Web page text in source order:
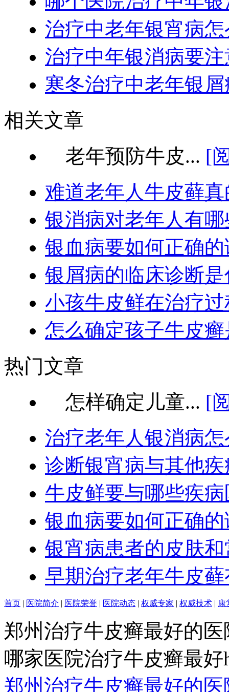
治疗中老年银宵病
治疗中年银消病要
寒冬治疗中老年银
相关文章
老年预防牛皮... [
难道老年人牛皮藓
银消病对老年人有
银血病要如何正确的
银屑病的临床诊断
小孩牛皮鲜在治疗
怎么确定孩子牛皮
热门文章
怎样确定儿童... [
治疗老年人银消病
诊断银宵病与其他
牛皮鲜要与哪些疾
银血病要如何正确的
银宵病患者的皮肤
早期治疗老年牛皮
首页 | 医院简介 | 医院荣誉 | 医院动态 | 权威专家 | 权威技术 | 康
郑州治疗牛皮癣最好的
哪家医院治疗牛皮癣最好
郑州治疗牛皮癣最好的